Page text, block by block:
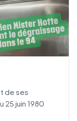
de ses
25 juin 1980